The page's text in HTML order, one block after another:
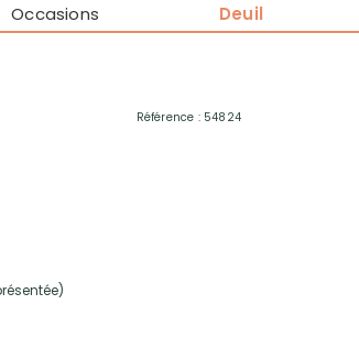
Occasions Deuil
Référence : 54824